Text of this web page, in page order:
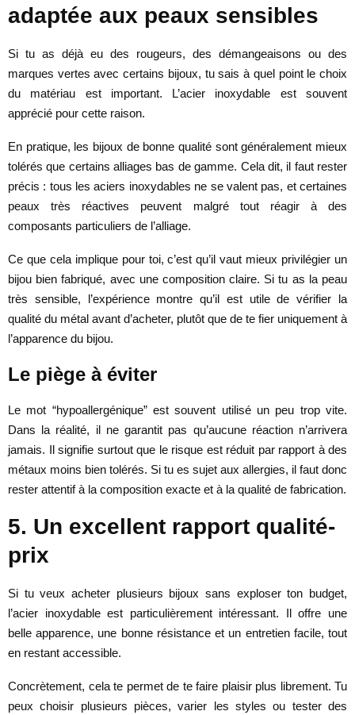
adaptée aux peaux sensibles
Si tu as déjà eu des rougeurs, des démangeaisons ou des
marques vertes avec certains bijoux, tu sais à quel point le choix
du matériau est important. L’acier inoxydable est souvent
apprécié pour cette raison.
En pratique, les bijoux de bonne qualité sont généralement mieux
tolérés que certains alliages bas de gamme. Cela dit, il faut rester
précis : tous les aciers inoxydables ne se valent pas, et certaines
peaux très réactives peuvent malgré tout réagir à des
composants particuliers de l’alliage.
Ce que cela implique pour toi, c’est qu’il vaut mieux privilégier un
bijou bien fabriqué, avec une composition claire. Si tu as la peau
très sensible, l’expérience montre qu’il est utile de vérifier la
qualité du métal avant d’acheter, plutôt que de te fier uniquement à
l’apparence du bijou.
Le piège à éviter
Le mot “hypoallergénique” est souvent utilisé un peu trop vite.
Dans la réalité, il ne garantit pas qu’aucune réaction n’arrivera
jamais. Il signifie surtout que le risque est réduit par rapport à des
métaux moins bien tolérés. Si tu es sujet aux allergies, il faut donc
rester attentif à la composition exacte et à la qualité de fabrication.
5. Un excellent rapport qualité-
prix
Si tu veux acheter plusieurs bijoux sans exploser ton budget,
l’acier inoxydable est particulièrement intéressant. Il offre une
belle apparence, une bonne résistance et un entretien facile, tout
en restant accessible.
Concrètement, cela te permet de te faire plaisir plus librement. Tu
peux choisir plusieurs pièces, varier les styles ou tester des